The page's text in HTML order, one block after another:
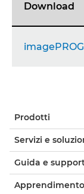
Download
Prodotti
Servizi e
Guida e